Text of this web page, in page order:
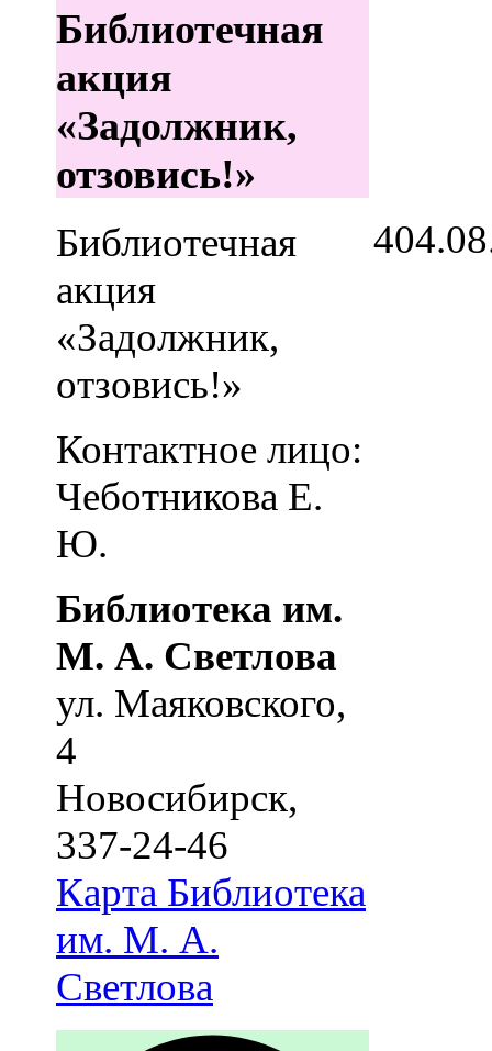
Библиотечная
акция
«Задолжник,
отзовись!»
Библиотечная
акция
«Задолжник,
отзовись!»
Контактное лицо:
Чеботникова Е.
Ю.
Библиотека им.
М. А. Светлова
ул. Маяковского,
4
Новосибирск,
337-24-46
Карта Библиотека
им. М. А.
Светлова
4